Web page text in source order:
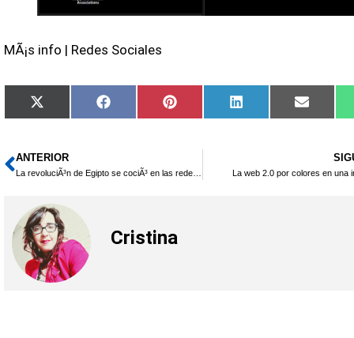
MÃ¡s info | Redes Sociales
Compartir
en
X
(Twitter)
Compartir
en
Facebook Compartir
en
Pinterest
Compartir
en
LinkedIn
en
Email
Ant
ANTERIOR
La web 2.0 por colores en una
Cristina